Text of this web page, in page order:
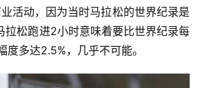
活动，因为当时马拉松的世界纪录是
拉松跑进2小时意味着要比世界纪录每
度多达2.5%，几乎不可能。